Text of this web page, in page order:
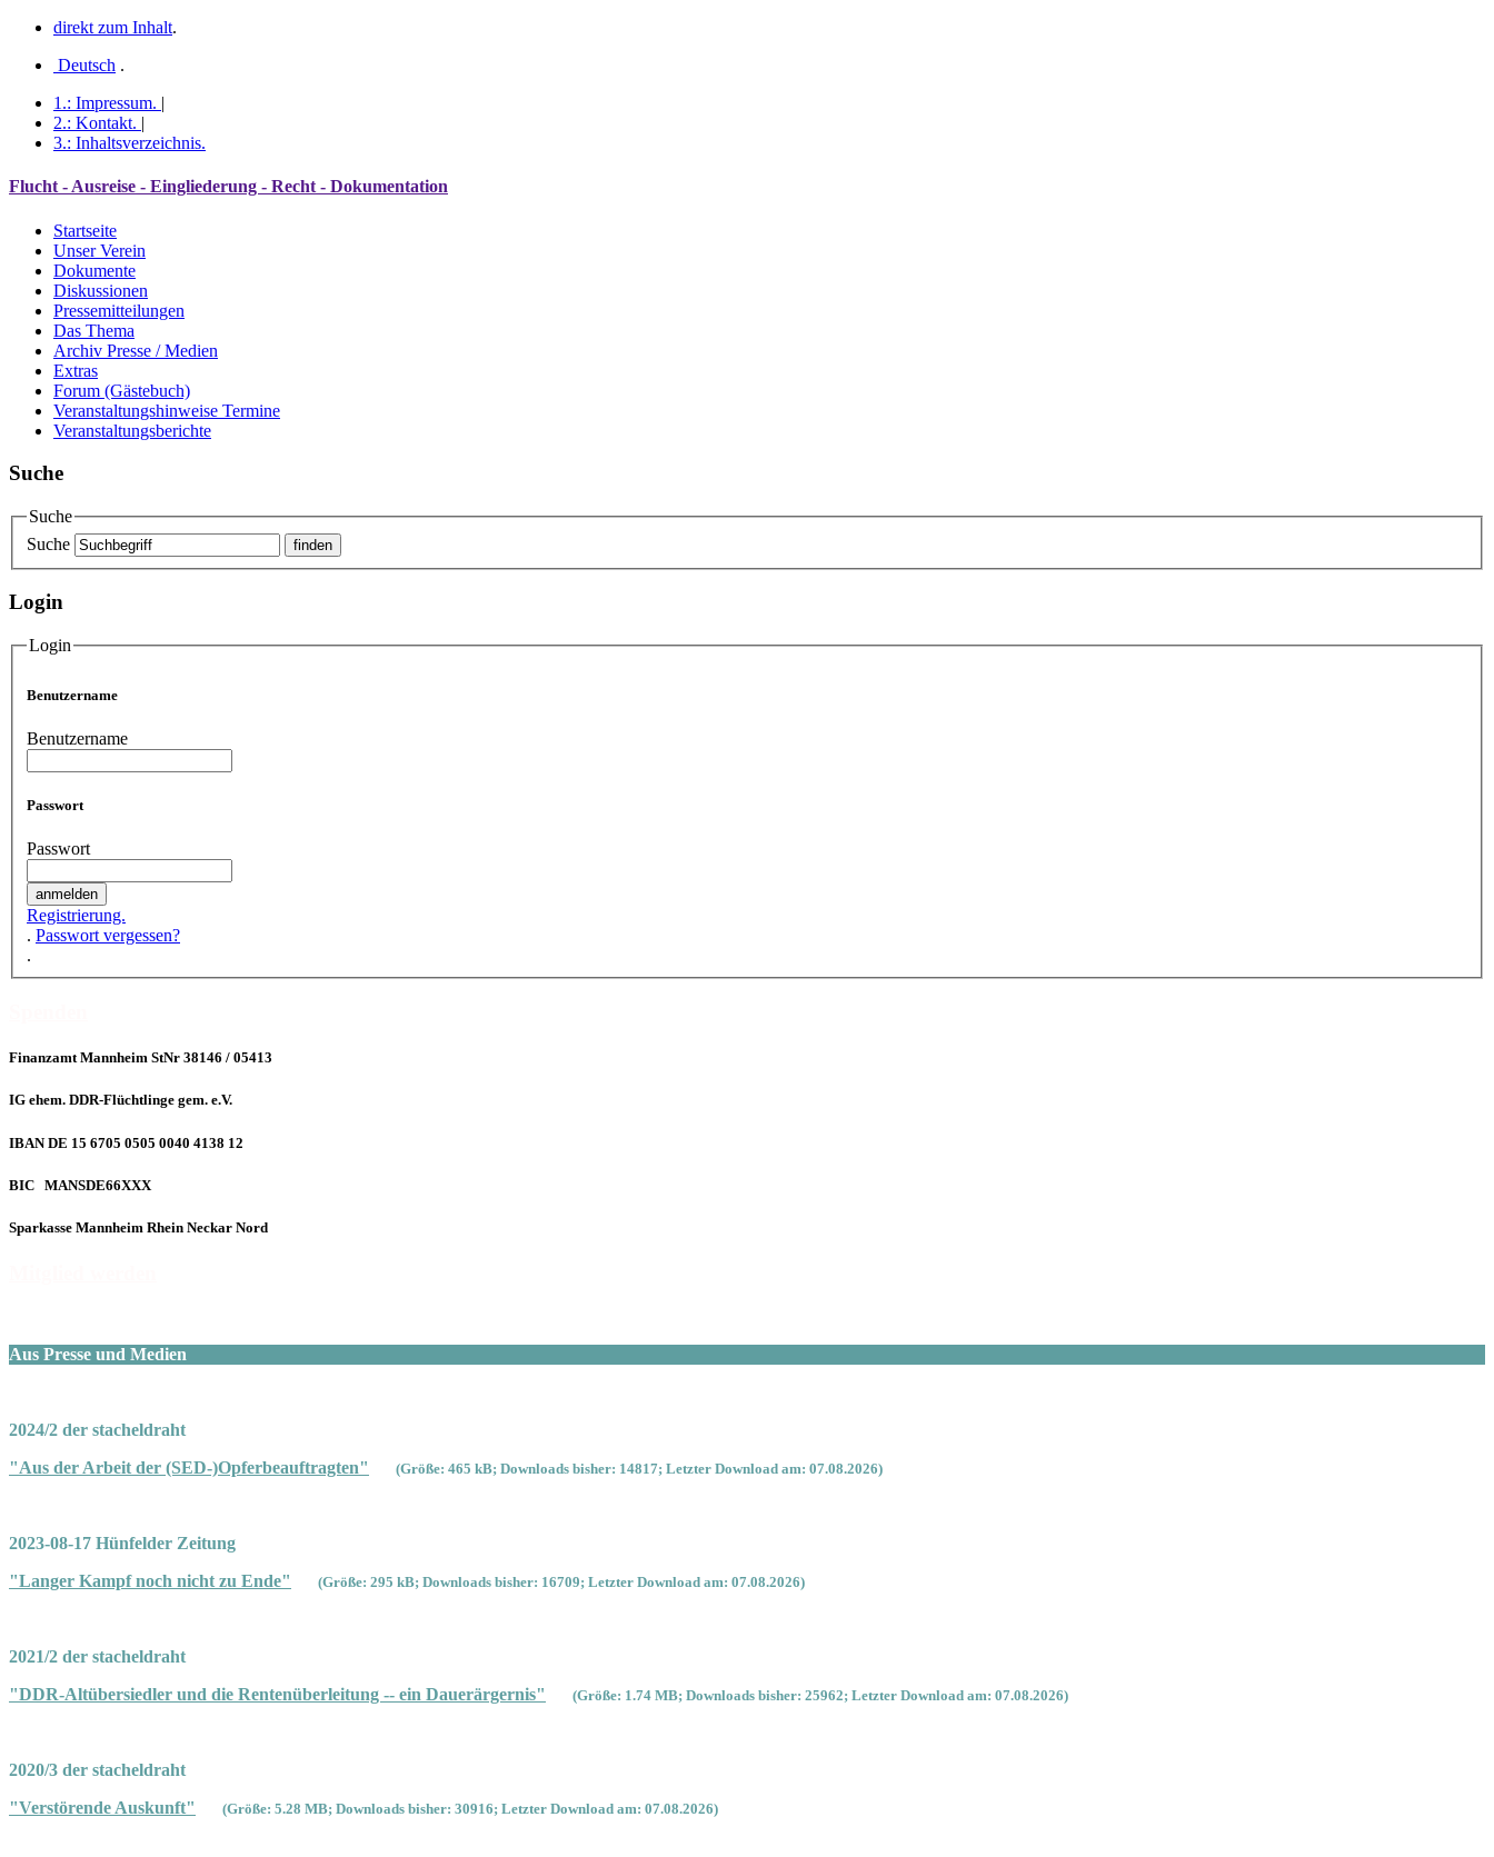
direkt zum Inhalt.
Deutsch .
1.: Impressum. |
2.: Kontakt. |
3.: Inhaltsverzeichnis.
Flucht - Ausreise - Eingliederung - Recht - Dokumentation
Startseite
Unser Verein
Dokumente
Diskussionen
Pressemitteilungen
Das Thema
Archiv Presse / Medien
Extras
Forum (Gästebuch)
Veranstaltungshinweise Termine
Veranstaltungsberichte
Suche
Suche
Suche
Login
Login
Benutzername
Benutzername
Passwort
Passwort
Registrierung.
. Passwort vergessen?
.
Finanzamt Mannheim StNr 38146 / 05413
IG ehem. DDR-Flüchtlinge gem. e.V.
IBAN DE 15 6705 0505 0040 4138 12
BIC MANSDE66XXX
Sparkasse Mannheim Rhein Neckar Nord
Aus Presse und Medien
2024/2 der stacheldraht
"Aus der Arbeit der (SED-)Opferbeauftragten"
(Größe: 465 kB; Downloads bisher: 14817; Letzter Download am: 07.08.2026)
2023-08-17 Hünfelder Zeitung
"Langer Kampf noch nicht zu Ende"
(Größe: 295 kB; Downloads bisher: 16709; Letzter Download am: 07.08.2026)
2021/2 der stacheldraht
"DDR-Altübersiedler und die Rentenüberleitung -- ein Dauerärgernis"
(Größe: 1.74 MB; Downloads bisher: 25962; Letzter Download am: 07.08.2026)
2020/3 der stacheldraht
"Verstörende Auskunft"
(Größe: 5.28 MB; Downloads bisher: 30916; Letzter Download am: 07.08.2026)